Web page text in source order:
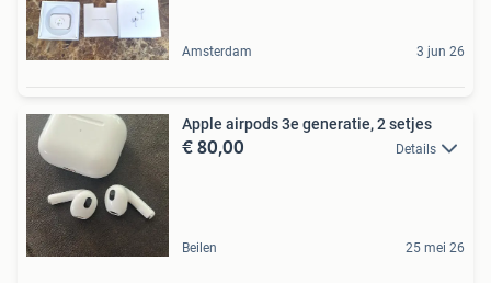
Amsterdam 3 jun 26
Apple airpods 3e generatie, 2 setjes
€ 80,00 Details
Beilen 25 mei 26